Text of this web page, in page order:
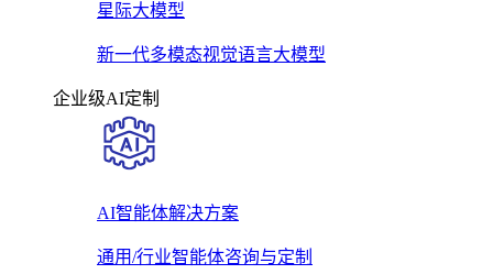
星际大模型
新一代多模态视觉语言大模型
企业级AI定制
AI智能体解决方案
通用/行业智能体咨询与定制